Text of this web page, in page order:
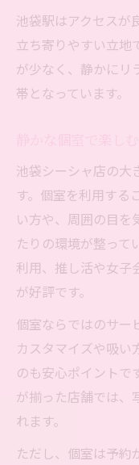
池袋駅はアクセスが
立ち寄りやすい立地
が少なく、静かにリ
帯となっています。
池袋シーシャ店の大
す。個室を利用する
い方や、周囲の目を
たりの環境が整って
利用、推し活や女子
が好評です。
個室ならではのサー
カスタマイズや吸い
のも安心ポイントで
が揃った店舗では、
れます。
ただし、個室は予約